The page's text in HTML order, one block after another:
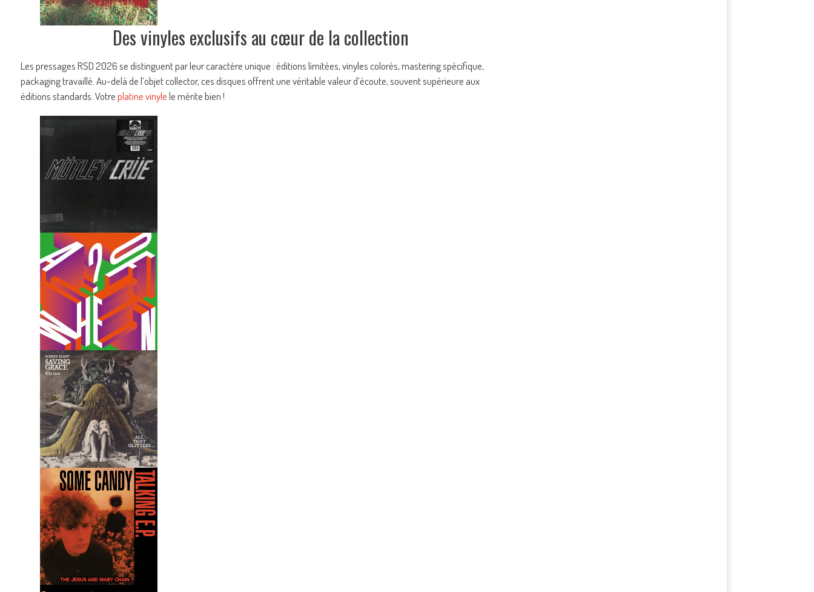
Des vinyles exclusifs au cœur de la collection
Les pressages RSD 2026 se distinguent par leur caractère unique : éditions limitées, vinyles colorés, mastering spécifique,
packaging travaillé. Au-delà de l’objet collector, ces disques offrent une véritable valeur d’écoute, souvent supérieure aux
éditions standards. Votreplatine vinylele mérite bien !